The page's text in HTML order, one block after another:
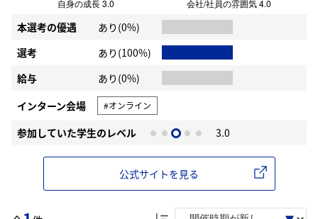
本選考の優遇
あり(0%)
選考
あり(100%)
給与
あり(0%)
インターン会場
#オンライン
参加していた学生のレベル 3.0
公式サイトを見る